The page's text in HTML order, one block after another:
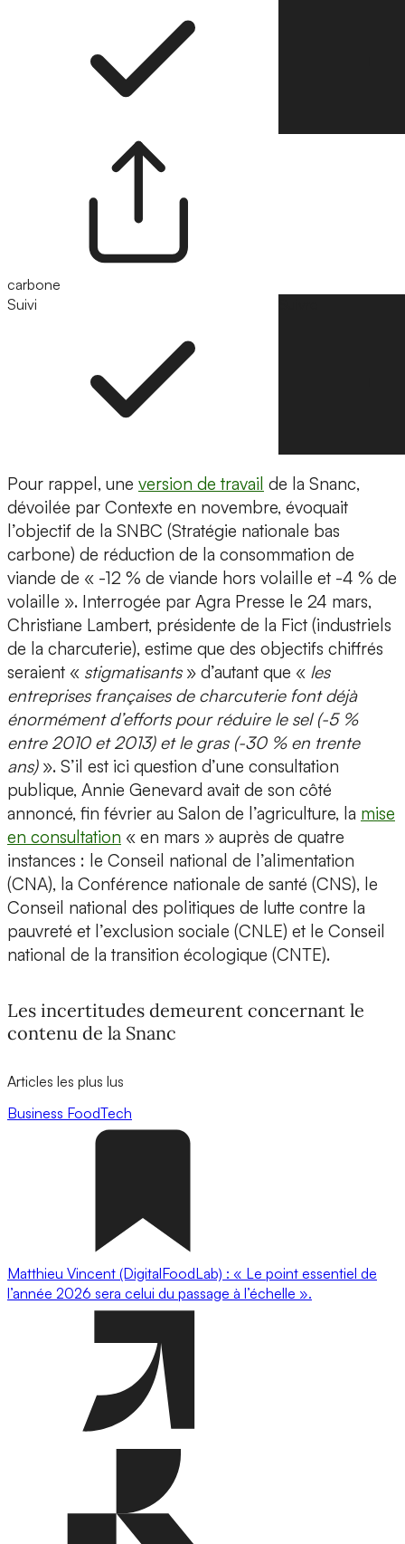
carbone
Suivi
Pour rappel, une version de travail de la Snanc,
dévoilée par Contexte en novembre, évoquait
l’objectif de la SNBC (Stratégie nationale bas
carbone) de réduction de la consommation de
viande de « -12 % de viande hors volaille et -4 % de
volaille ». Interrogée par Agra Presse le 24 mars,
Christiane Lambert, présidente de la Fict (industriels
de la charcuterie), estime que des objectifs chiffrés
seraient « stigmatisants» d’autant que « les
entreprises françaises de charcuterie font déjà
énormément d’efforts pour réduire le sel (-5 %
entre 2010 et 2013) et le gras (-30 % en trente
ans)». S’il est ici question d’une consultation
publique, Annie Genevard avait de son côté
annoncé, fin février au Salon de l’agriculture, la mise
en consultation « en mars » auprès de quatre
instances : le Conseil national de l’alimentation
(CNA), la Conférence nationale de santé (CNS), le
Conseil national des politiques de lutte contre la
pauvreté et l’exclusion sociale (CNLE) et le Conseil
national de la transition écologique (CNTE).
Les incertitudes demeurent concernant le
contenu de la Snanc
Articles les plus lus
Business FoodTech
Matthieu Vincent (DigitalFoodLab) : « Le point essentiel de
l’année 2026 sera celui du passage à l’échelle ».